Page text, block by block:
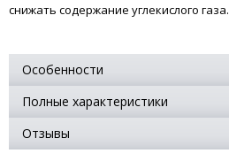
снижать содержание углекислого газа.
Особенности
Полные характеристики
Отзывы